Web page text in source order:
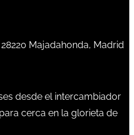
Majadahonda, Madrid
desde el intercambiador
para cerca en la glorieta de